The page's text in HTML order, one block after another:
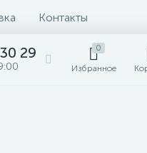
Контакты
29 0
Избранное